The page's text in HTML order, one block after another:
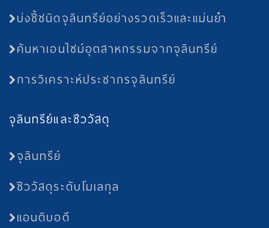
บ่งชี้ชนิดจุลินทรีย์อย่างรวดเร็วและแม่นยำ
ค้นหาเอนไซม์อุตสาหกรรมจากจุลินทรีย์
การวิเคราะห์ประชากรจุลินทรีย์
จุลินทรีย์และชีววัสดุ
จุลินทรีย์
ชีววัสดุระดับโมเลกุล
แอนติบอดี